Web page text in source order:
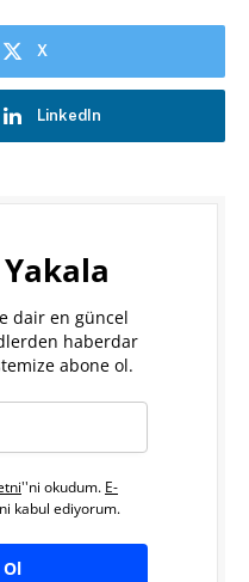
X
LinkedIn
dair en güncel
haberdar
abone ol.
''ni okudum. E-
kabul ediyorum.